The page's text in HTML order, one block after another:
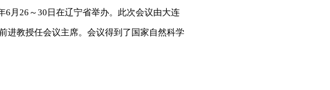
6月26～30日在辽宁省举办。此次会议由大连
进教授任会议主席。会议得到了国家自然科学